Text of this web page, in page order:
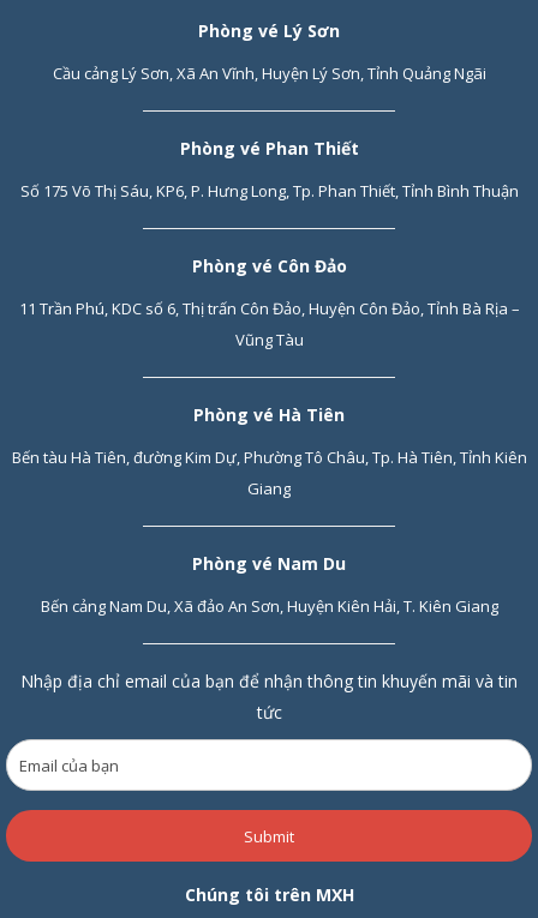
Phòng vé Lý Sơn
Cầu cảng Lý Sơn, Xã An Vĩnh, Huyện Lý Sơn, Tỉnh Quảng Ngãi
Phòng vé Phan Thiết
Số 175 Võ Thị Sáu, KP6, P. Hưng Long, Tp. Phan Thiết, Tỉnh Bình Thuận
Phòng vé Côn Đảo
11 Trần Phú, KDC số 6, Thị trấn Côn Đảo, Huyện Côn Đảo, Tỉnh Bà Rịa –
Vũng Tàu
Phòng vé Hà Tiên
Bến tàu Hà Tiên, đường Kim Dự, Phường Tô Châu, Tp. Hà Tiên, Tỉnh Kiên
Giang
Phòng vé Nam Du
Bến cảng Nam Du, Xã đảo An Sơn, Huyện Kiên Hải, T. Kiên Giang
Nhập địa chỉ email của bạn để nhận thông tin khuyến mãi và tin
tức
Submit
Chúng tôi trên MXH